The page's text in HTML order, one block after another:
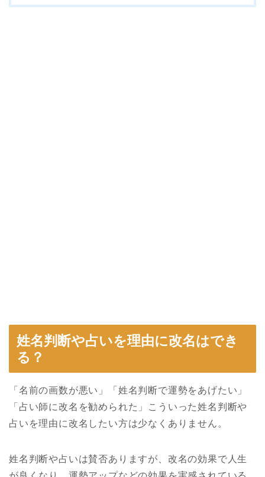
姓名判断や占いを理由に改名はでき
る？
「名前の画数が悪い」「姓名判断で運勢をあげたい」
「占い師に改名を勧められた」こういった姓名判断や
占いを理由に改名したい方は少なくありません。
姓名判断や占いは賛否ありますが、改名の効果で人生